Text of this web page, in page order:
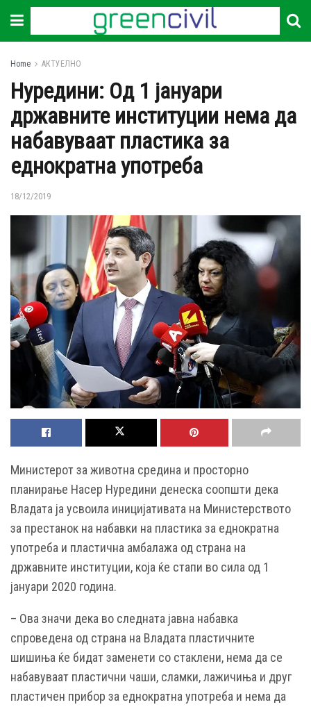
Home АКТУЕЛНО
Нуредини: Од 1 јануари
државните институции нема да
набавуваат пластика за
еднократна употреба
18/12/2019
Министерот за животна средина и просторно
планирање Насер Нуредини денеска соопшти дека
Владата ја усвоила иницијативата на Министерството
за престанок на набавки на пластика за еднократна
употреба и пластична амбалажа од страна на
државните институции, која ќе стапи во сила од 1
јануари 2020 година.
– Ова значи дека во следната јавна набавка
спроведена од страна на Владата пластичните
шишиња ќе бидат заменети со стаклени, нема да се
набавуваат пластични чаши, сламки, лажичиња и друг
пластичен прибор за еднократна употреба и нема да